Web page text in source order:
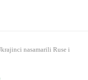
nasamarili Ruse i